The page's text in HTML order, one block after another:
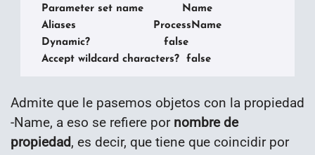
   Parameter set name           Name
   Aliases                      ProcessName
   Dynamic?                     false
   Accept wildcard characters?  false
Admite que le pasemos objetos con la propiedad
-Name, a eso se refiere por nombre de
propiedad, es decir, que tiene que coincidir por